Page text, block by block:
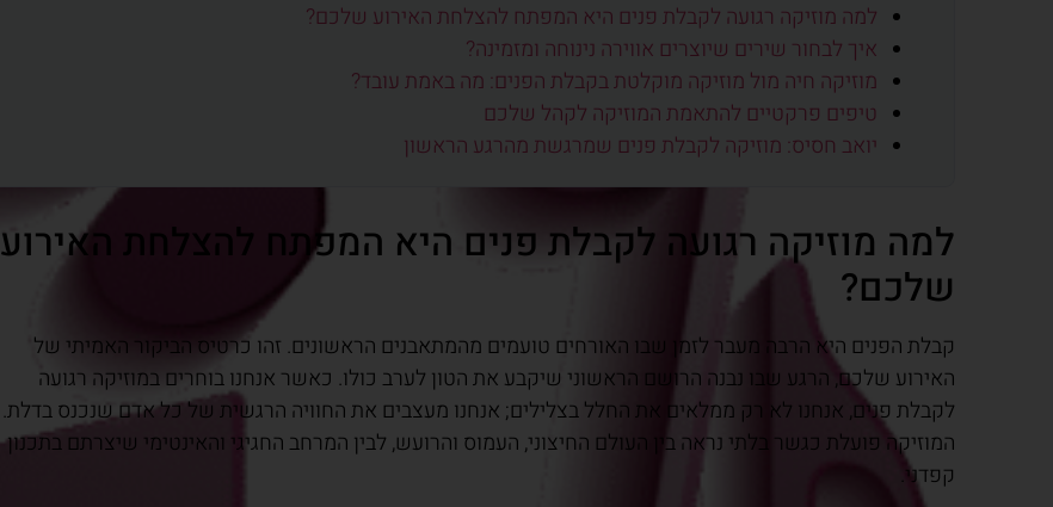
למה מוזיקה רגועה לקבלת פנים היא המפתח להצלחת האירוע שלכם?
איך לבחור שירים שיוצרים אווירה נינוחה ומזמינה?
מוזיקה חיה מול מוזיקה מוקלטת בקבלת הפנים: מה באמת עובד?
טיפים פרקטיים להתאמת המוזיקה לקהל שלכם
יואב חסיס: מוזיקה לקבלת פנים שמרגשת מהרגע הראשון
למה מוזיקה רגועה לקבלת פנים היא המפתח להצלחת האירוע
שלכם?
קבלת הפנים היא הרבה מעבר לזמן שבו האורחים טועמים מהמתאבנים הראשונים. זהו כרטיס הביקור האמיתי של
האירוע שלכם, הרגע שבו נבנה הרושם הראשוני שיקבע את הטון לערב כולו. כאשר אנחנו בוחרים במוזיקה רגועה
לקבלת פנים, אנחנו לא רק ממלאים את החלל בצלילים; אנחנו מעצבים את החוויה הרגשית של כל אדם שנכנס בדלת.
המוזיקה פועלת כגשר בלתי נראה בין העולם החיצוני, העמוס והרועש, לבין המרחב החגיגי והאינטימי שיצרתם בתכנון
קפדני.